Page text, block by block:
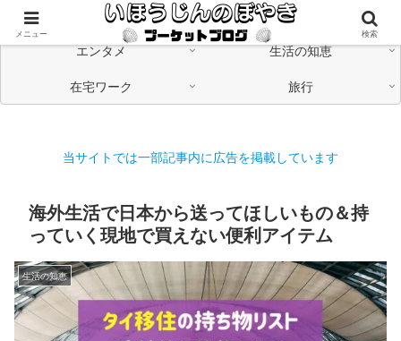
海外在住の日本人が「つながる」情報発信中
エンタメ
生活の知恵
在宅ワーク
旅行
当サイトでは一部記事内に広告を掲載しています
海外生活で日本から送ってほしいもの＆持
っていく現地で買えない便利アイテム
生活の知恵
メニュー 検索